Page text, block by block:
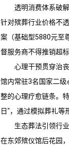
透明消费体系破
针对殡葬行业价格不透
案（基础型5880元至
督服务商不得推销超
心理干预贯穿治
馆内常驻3名国家二
整的心理疗愈链条。
日"，通过模拟葬礼等
生态葬法引领行
在东郊殡仪馆后花园